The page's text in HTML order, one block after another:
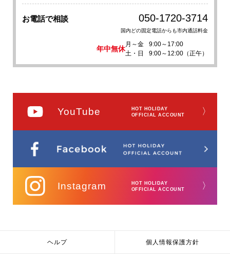
お電話で相談 050-1720-3714
国内どの固定電話からも市内通話料金
年中無休
月～金
9:00～17:00
土・日
9:00～12:00（正午）
YouTube
HOT HOLIDAY
OFFICIAL ACCOUNT
〉
Instagram
HOT HOLIDAY
OFFICIAL ACCOUNT
〉
ヘルプ 個人情報保護方針